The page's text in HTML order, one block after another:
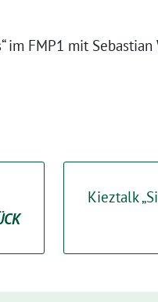
im FMP1 mit Sebastian
Kieztalk